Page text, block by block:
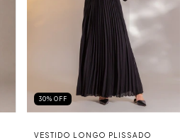
30% OFF
VESTIDO LONGO PLISSADO